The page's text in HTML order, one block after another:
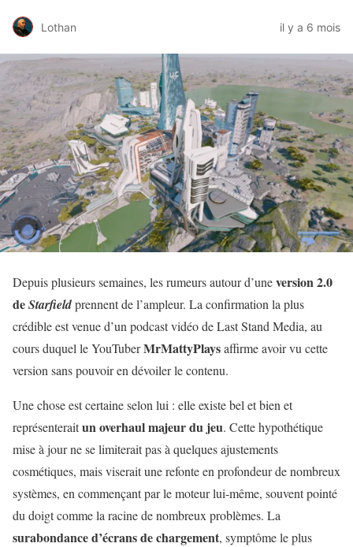
Lothan il y a 6 mois
Depuis plusieurs semaines, les rumeurs autour d’uneversion 2.0
deStarfieldprennent de l’ampleur. La confirmation la plus
crédible est venue d’un podcast vidéo de Last Stand Media, au
cours duquel le YouTuberMrMattyPlaysaffirme avoir vu cette
version sans pouvoir en dévoiler le contenu.
Une chose est certaine selon lui : elle existe bel et bien et
représenteraitun overhaul majeur du jeu. Cette hypothétique
mise à jour ne se limiterait pas à quelques ajustements
cosmétiques, mais viserait une refonte en profondeur de nombreux
systèmes, en commençant par le moteur lui-même, souvent pointé
du doigt comme la racine de nombreux problèmes. La
surabondance d’écrans de chargement, symptôme le plus